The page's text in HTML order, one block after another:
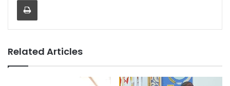
Related Articles